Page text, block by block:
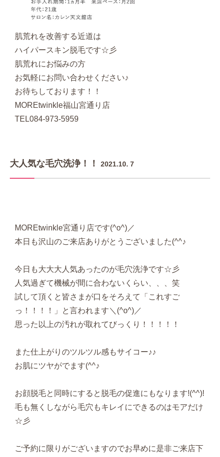
肌荒れを改善する近道は
ハイパースキン脱毛です☆彡
肌荒れにお悩みの方
お気軽にお問い合わせください♪
お待ちしております！！
MOREtwinkle福山宮通り店
TEL084-973-5959
大人気な毛穴洗浄！！ 2021.10. 7
MOREtwinkle宮通り店です(^o^)／
本日も沢山のご来店ありがとうございました(^^♪
今日も大大大人気あったのが毛穴洗浄です☆彡
人気過ぎて機械が間に合わないくらい、、、笑
試して頂くと皆さまが口をそろえて「これすご
っ！！！！」と言われます＼(^o^)／
思った以上の汚れが取れてびっくり！！！！！
また仕上がりのツルツル感もサイコー♪♪
お肌にツヤがでます(^^♪
お顔脱毛と同時にすると脱毛の促進にもなります!(^^)!
毛も無くしながら毛穴もキレイにできるのはモアだけ
☆彡
ご予約に限りがございますのでお早めに是非ご来店下